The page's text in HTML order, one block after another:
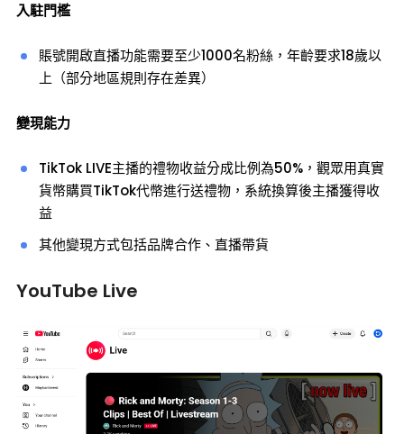
入駐門檻
賬號開啟直播功能需要至少1000名粉絲，年齡要求18歲以
上（部分地區規則存在差異）
變現能力
TikTok LIVE主播的禮物收益分成比例為50%，觀眾用真實
貨幣購買TikTok代幣進行送禮物，系統換算後主播獲得收
益
其他變現方式包括品牌合作、直播帶貨
YouTube Live